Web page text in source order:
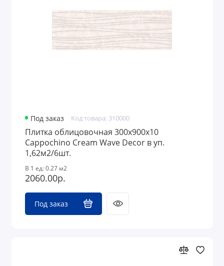
Под заказ Код товара: 310000
Плитка облицовочная 300x900х10
Cappochino Cream Wave Decor в уп.
1,62м2/6шт.
В 1 ед: 0.27 м2
2060.00р.
Под заказ